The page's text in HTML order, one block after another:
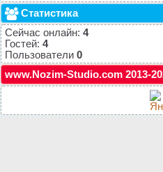
Статистика
Сейчас онлайн: 4
Гостей: 4
Пользователи 0
www.Nozim-Studio.com 2013-